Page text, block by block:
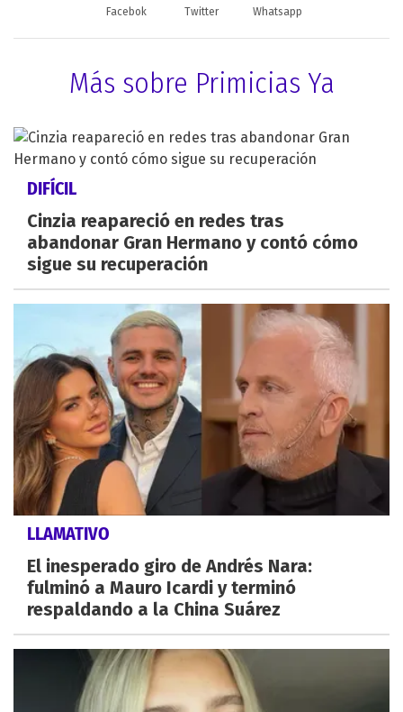
Facebok Twitter Whatsapp
Más sobre Primicias Ya
DIFÍCIL
Cinzia reapareció en redes tras
abandonar Gran Hermano y contó cómo
sigue su recuperación
LLAMATIVO
El inesperado giro de Andrés Nara:
fulminó a Mauro Icardi y terminó
respaldando a la China Suárez